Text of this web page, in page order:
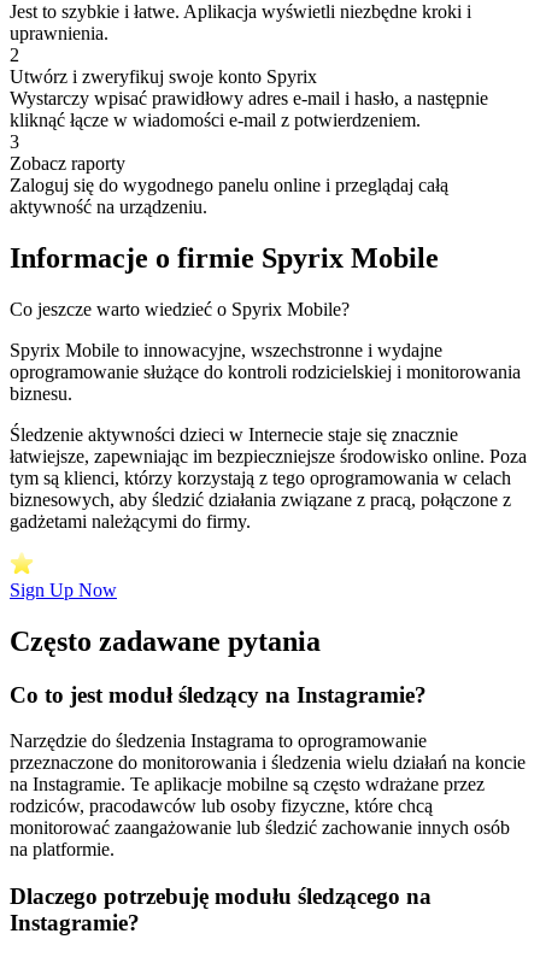
Jest to szybkie i łatwe. Aplikacja wyświetli niezbędne kroki i
uprawnienia.
2
Utwórz i zweryfikuj swoje konto Spyrix
Wystarczy wpisać prawidłowy adres e-mail i hasło, a następnie
kliknąć łącze w wiadomości e-mail z potwierdzeniem.
3
Zobacz raporty
Zaloguj się do wygodnego panelu online i przeglądaj całą
aktywność na urządzeniu.
Informacje o firmie Spyrix Mobile
Co jeszcze warto wiedzieć o Spyrix Mobile?
Spyrix Mobile to innowacyjne, wszechstronne i wydajne
oprogramowanie służące do kontroli rodzicielskiej i monitorowania
biznesu.
Śledzenie aktywności dzieci w Internecie staje się znacznie
łatwiejsze, zapewniając im bezpieczniejsze środowisko online. Poza
tym są klienci, którzy korzystają z tego oprogramowania w celach
biznesowych, aby śledzić działania związane z pracą, połączone z
gadżetami należącymi do firmy.
Sign Up Now
Często zadawane pytania
Co to jest moduł śledzący na Instagramie?
Narzędzie do śledzenia Instagrama to oprogramowanie
przeznaczone do monitorowania i śledzenia wielu działań na koncie
na Instagramie. Te aplikacje mobilne są często wdrażane przez
rodziców, pracodawców lub osoby fizyczne, które chcą
monitorować zaangażowanie lub śledzić zachowanie innych osób
na platformie.
Dlaczego potrzebuję modułu śledzącego na
Instagramie?